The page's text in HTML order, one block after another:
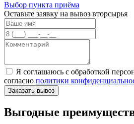
Выбор пункта приёма
Оставьте заявку на вывоз вторсырья
Я соглашаюсь с обработкой
согласно политики
Выгодные